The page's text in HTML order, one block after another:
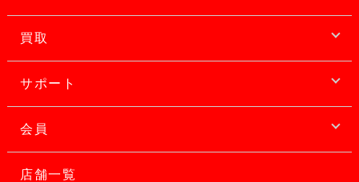
買取
サポート
会員
店舗一覧